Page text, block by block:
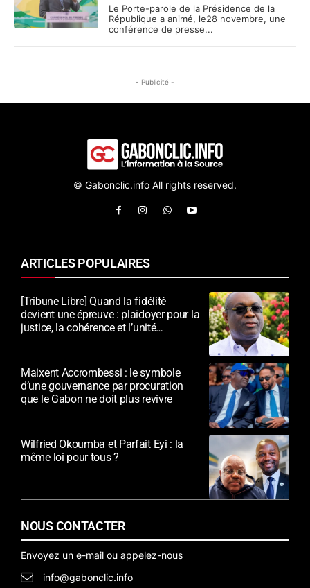
Le Porte-parole de la Présidence de la
République a animé, le28 novembre, une
conférence de presse...
- Publicité -
© Gabonclic.info All rights reserved.
ARTICLES POPULAIRES
[Tribune Libre] Quand la fidélité
devient une épreuve : plaidoyer pour la
justice, la cohérence et l’unité
Maixent Accrombessi : le symbole
d’une gouvernance par procuration
que le Gabon ne doit plus revivre
Wilfried Okoumba et Parfait Eyi : la
même loi pour tous ?
NOUS CONTACTER
Envoyez un e-mail ou appelez-nous
info@gabonclic.info